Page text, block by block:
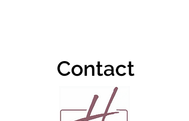
Contact